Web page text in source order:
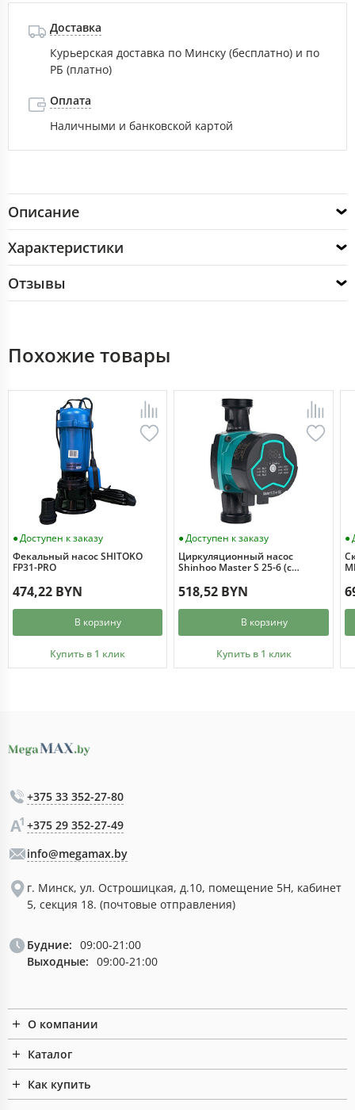
Доставка
Курьерская доставка по Минску (бесплатно) и по
РБ (платно)
Оплата
Наличными и банковской картой
Описание
Характеристики
Отзывы
Похожие товары
Доступен к заказу
Фекальный насос SHITOKO
FP31-PRO
474,22 BYN
В корзину
Купить в 1 клик
Доступен к заказу
Циркуляционный насос
Shinhoo Master S 25-6 (с
518,52 BYN
В корзину
Купить в 1 клик
+375 33 352-27-80
+375 29 352-27-49
info@megamax.by
г. Минск, ул. Острошицкая, д.10, помещение 5Н, кабинет
5, секция 18. (почтовые отправления)
Будние: 09:00-21:00
Выходные: 09:00-21:00
О компании
Каталог
Как купить